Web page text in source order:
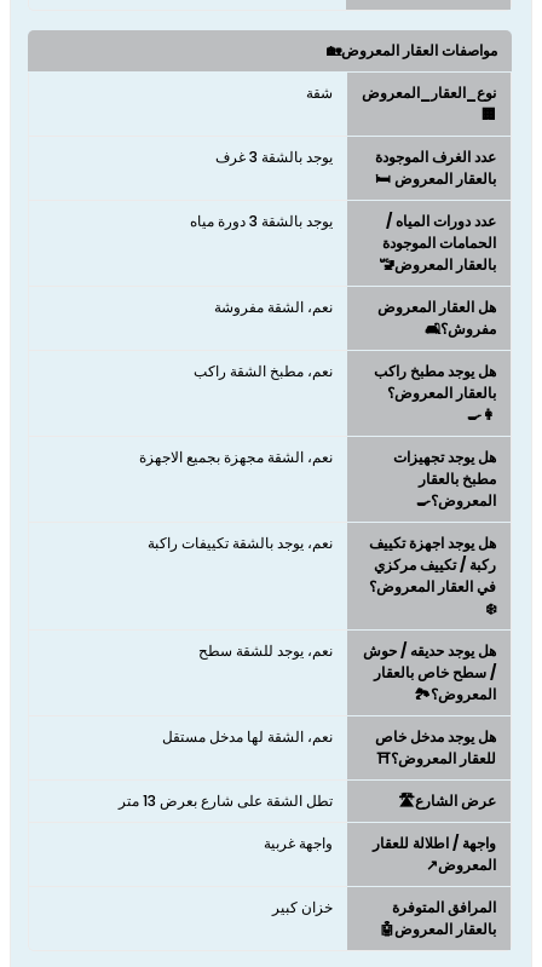
مواصفات العقار المعروض🏡
نوع_العقار_المعروض
🏢
شقة
عدد الغرف الموجودة
بالعقار المعروض 🛏️
يوجد بالشقة 3 غرف
عدد دورات المياه /
الحمامات الموجودة
بالعقار المعروض🚾
يوجد بالشقة 3 دورة مياه
هل العقار المعروض
مفروش؟🛋️
نعم، الشقة مفروشة
هل يوجد مطبخ راكب
بالعقار المعروض؟
👩‍🍳
نعم، مطبخ الشقة راكب
هل يوجد تجهيزات
مطبخ بالعقار
المعروض؟🍳
نعم، الشقة مجهزة بجميع الاجهزة
هل يوجد اجهزة تكييف
ركبة / تكييف مركزي
في العقار المعروض؟
❄️
نعم، يوجد بالشقة تكييفات راكبة
هل يوجد حديقه / حوش
/ سطح خاص بالعقار
المعروض؟🏞️
نعم، يوجد للشقة سطح
هل يوجد مدخل خاص
للعقار المعروض؟⛩️
نعم، الشقة لها مدخل مستقل
عرض الشارع🛣️ تطل الشقة على شارع بعرض 13 متر
واجهة / اطلالة للعقار
المعروض↗️
واجهة غربية
المرافق المتوفرة
بالعقار المعروض🤖
خزان كبير